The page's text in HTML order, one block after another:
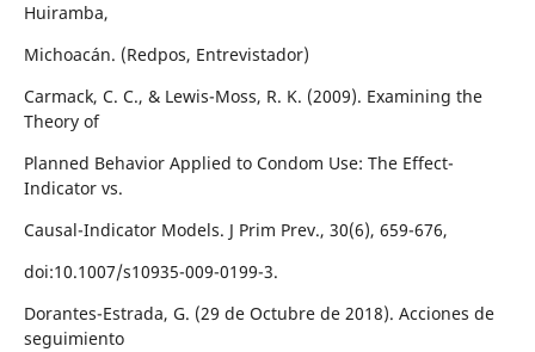
Huiramba,
Michoacán. (Redpos, Entrevistador)
Carmack, C. C., & Lewis-Moss, R. K. (2009). Examining the
Theory of
Planned Behavior Applied to Condom Use: The Effect-
Indicator vs.
Causal-Indicator Models. J Prim Prev., 30(6), 659-676,
doi:10.1007/s10935-009-0199-3.
Dorantes-Estrada, G. (29 de Octubre de 2018). Acciones de
seguimiento